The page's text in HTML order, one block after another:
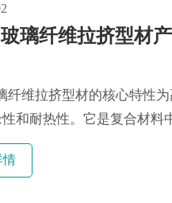
璃纤维拉挤型材
纤维拉挤型材的核心特性
和耐热性。它是复合材料
情